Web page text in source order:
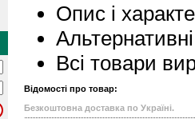
Опис і
Всі товари
Відомості про товар:
Безкоштовна доставка по Україні.